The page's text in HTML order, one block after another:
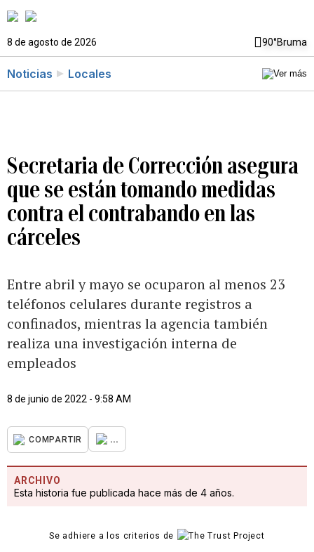
8 de agosto de 2026 90°Bruma
Noticias Locales
Secretaria de Corrección asegura
que se están tomando medidas
contra el contrabando en las
cárceles
Entre abril y mayo se ocuparon al menos 23
teléfonos celulares durante registros a
confinados, mientras la agencia también
realiza una investigación interna de
empleados
8 de junio de 2022 - 9:58 AM
COMPARTIR ...
ARCHIVO
Esta historia fue publicada hace más de 4 años.
Se adhiere a los criterios de